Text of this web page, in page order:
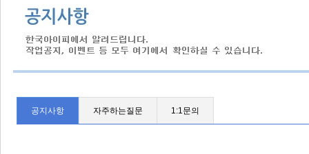
공지사항 자주하는질문 1:1문의